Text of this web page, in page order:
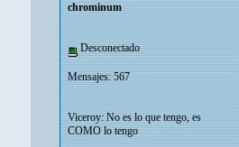
chrominum
Desconectado
Mensajes: 567
Viceroy: No es lo que tengo, es
COMO lo tengo